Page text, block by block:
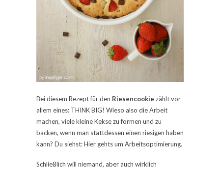
Bei diesem Rezept für den Riesencookie zählt vor
allem eines: THINK BIG! Wieso also die Arbeit
machen, viele kleine Kekse zu formen und zu
backen, wenn man stattdessen einen riesigen haben
kann? Du siehst: Hier gehts um Arbeitsoptimierung.
Schließlich will niemand, aber auch wirklich